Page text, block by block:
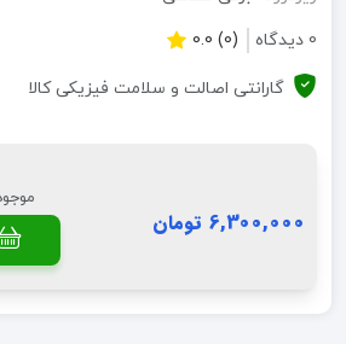
0 دیدگاه
(0) 0.0
گارانتی اصالت و سلامت فیزیکی کالا
6,300,000 تومان